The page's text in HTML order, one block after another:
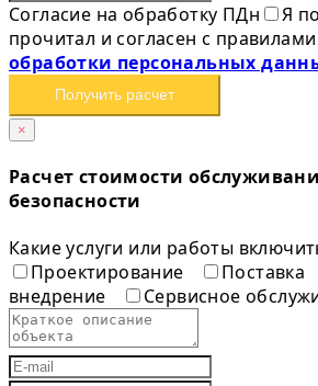
Согласие на обработку ПДн
Я
прочитал и согласен с правилами
обработки персональных
Получить расчет
×
Расчет стоимости
безопасности
Какие услуги или работы
Проектирование
Поставка
внедрение
Сервисное